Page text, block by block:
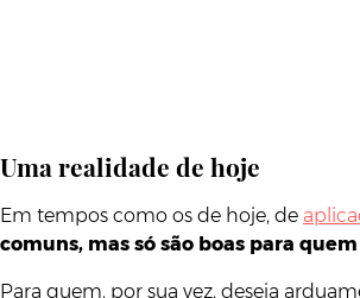
Uma realidade de hoje
Em tempos como os de hoje, de
comuns, mas só são boas para
Para quem, por sua vez, deseja